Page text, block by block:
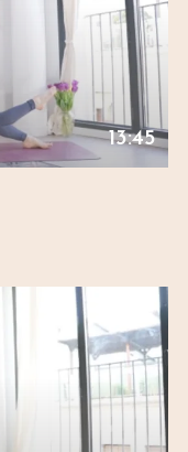
13:45